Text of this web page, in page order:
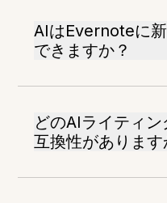
AIはEvernoteに
できますか？
どのAIライティ
互換性があります